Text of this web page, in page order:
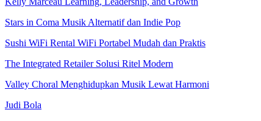
Stars in Coma Musik Alternatif dan Indie Pop
Sushi WiFi Rental WiFi Portabel Mudah dan Praktis
The Integrated Retailer Solusi Ritel Modern
Valley Choral Menghidupkan Musik Lewat Harmoni
Judi Bola